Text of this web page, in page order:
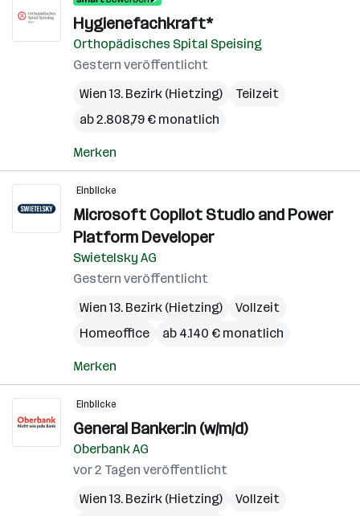
Hygienefachkraft*
Orthopädisches Spital Speising
Gestern veröffentlicht
Wien 13. Bezirk (Hietzing)
Teilzeit
ab 2.808,79 € monatlich
Merken
Einblicke
Microsoft Copilot Studio and Power
Platform Developer
Swietelsky AG
Gestern veröffentlicht
Wien 13. Bezirk (Hietzing)
Vollzeit
Homeoffice
ab 4.140 € monatlich
Merken
Einblicke
General Banker:in (w/m/d)
Oberbank AG
vor 2 Tagen veröffentlicht
Wien 13. Bezirk (Hietzing)
Vollzeit